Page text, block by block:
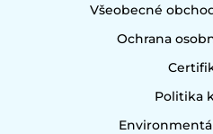
Všeobecné
Ochrana
Politika